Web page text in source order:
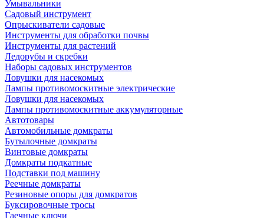
Умывальники
Садовый инструмент
Опрыскиватели садовые
Инструменты для обработки почвы
Инструменты для растений
Ледорубы и скребки
Наборы садовых инструментов
Ловушки для насекомых
Лампы противомоскитные электрические
Ловушки для насекомых
Лампы противомоскитные аккумуляторные
Автотовары
Автомобильные домкраты
Бутылочные домкраты
Винтовые домкраты
Домкраты подкатные
Подставки под машину
Реечные домкраты
Резиновые опоры для домкратов
Буксировочные тросы
Гаечные ключи